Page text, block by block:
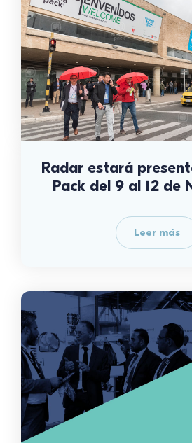
Radar estará
Pack del 9 al 12 de
Leer más